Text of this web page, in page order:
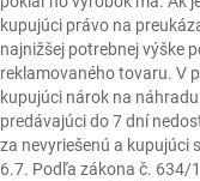
kupujúci právo na
najnižšej potrebnej výške
reklamovaného tovaru. V
kupujúci nárok na
predávajúci do 7 dní
za nevyriešenú a kupujúci
6.7. Podľa zákona č. 634/